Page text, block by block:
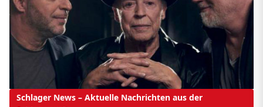
Schlager News – Aktuelle Nachrichten aus der